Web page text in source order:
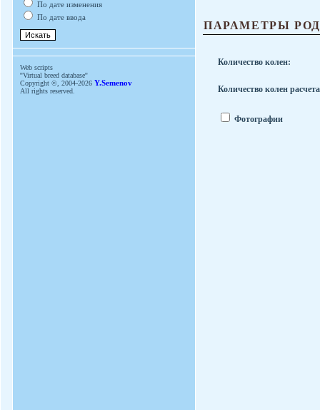
По дате изменения
По дате ввода
Web scripts
''Virtual breed database''
Copyright ©, 2004-2026 Y.Semenov
All rights reserved.
ПАРАМЕТРЫ
Количество колен:
Количество колен
Фотографии